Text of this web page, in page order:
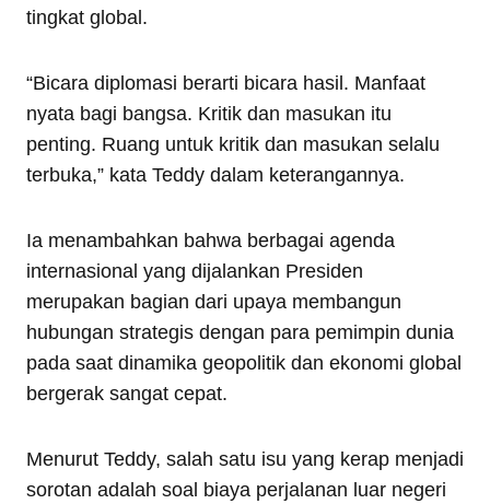
tingkat global.
“Bicara diplomasi berarti bicara hasil. Manfaat
nyata bagi bangsa. Kritik dan masukan itu
penting. Ruang untuk kritik dan masukan selalu
terbuka,” kata Teddy dalam keterangannya.
Ia menambahkan bahwa berbagai agenda
internasional yang dijalankan Presiden
merupakan bagian dari upaya membangun
hubungan strategis dengan para pemimpin dunia
pada saat dinamika geopolitik dan ekonomi global
bergerak sangat cepat.
Menurut Teddy, salah satu isu yang kerap menjadi
sorotan adalah soal biaya perjalanan luar negeri